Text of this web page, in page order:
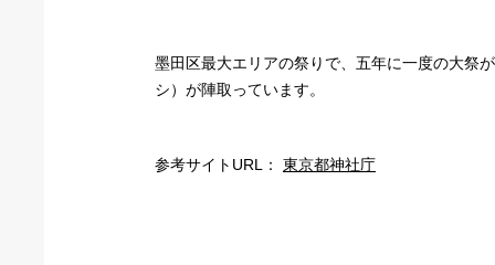
墨田区最大エリアの祭りで、五年に一度の大祭
シ）が陣取っています。
参考サイトURL： 東京都神社庁